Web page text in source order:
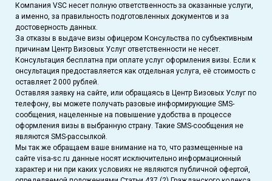
Компания VSC несет полную ответственность за оказанные услуги,
а именно, за правильность подготовленных документов и за
достоверность данных.
За отказы в выдаче визы офицером Консульства по субъективным
причинам Центр Визовых Услуг ответственности не несет.
Консультация бесплатна при оплате услуг оформления визы. Если к
онсультация предоставляется как отдельная услуга, её стоимость с
оставляет 2 000 рублей.
Оставляя заявку на сайте, или обращаясь в Центр Визовых Услуг по
телефону, вы можете получать разовые информирующие SMS-
сообщения, нацеленные на повышение удобства в процессе
оформления визы в выбранную страну. Такие SMS-сообщения не
являются SMS-рассылкой.
Мы так же обращаем ваше внимание на то, что размещенные на
сайте visa-sc.ru данные носят исключительно информационный
характер и ни при каких условиях не являются публичной офертой,